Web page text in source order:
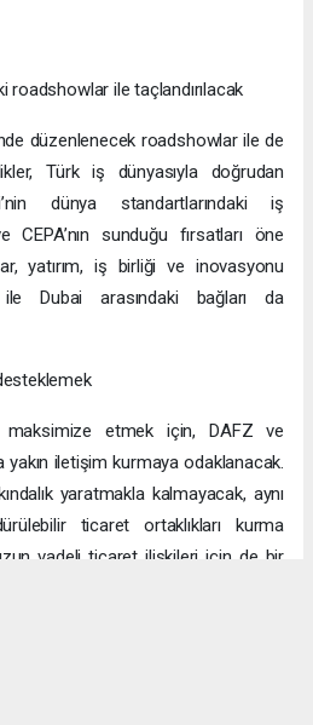
roadshowlar ile taçlandırılacak
düzenlenecek roadshowlar ile de
Türk iş dünyasıyla doğrudan
dünya standartlarındaki iş
CEPA’nın sunduğu fırsatları öne
yatırım, iş birliği ve inovasyonu
Dubai arasındaki bağları da
maksimize etmek için, DAFZ ve
yakın iletişim kurmaya odaklanacak.
yaratmakla kalmayacak, aynı
ticaret ortaklıkları kurma
vadeli ticaret ilişkileri için de bir